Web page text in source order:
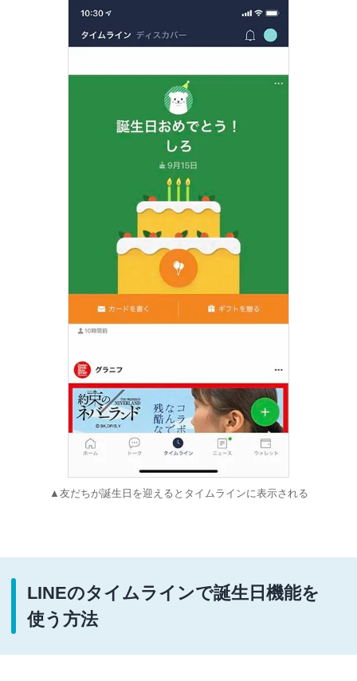
▲友だちが誕生日を迎えるとタイムラインに表示される
LINEのタイムラインで誕生日機能を
使う方法